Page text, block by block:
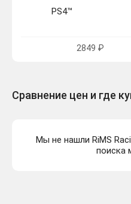
PS4™
2849 ₽
Сравнение цен и где
Мы не нашли RiMS
поиска